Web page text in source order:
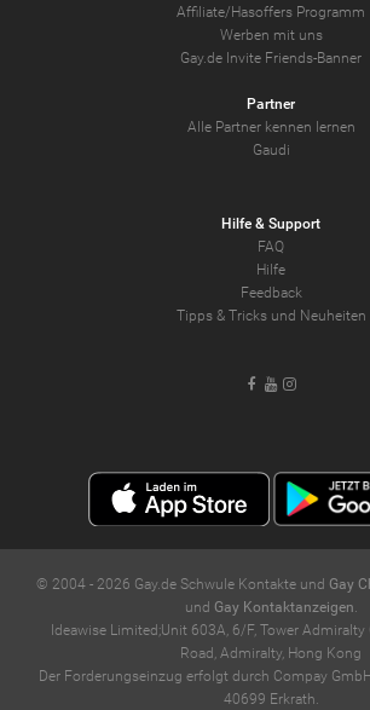
Affiliate/Hasoffers Programm
Werben mit uns
Gay.de Invite Friends-Banner
Partner
Alle Partner kennen lernen
Gaudi
Hilfe & Support
FAQ
Hilfe
Feedback
Tipps & Tricks und Neuheiten
Facebook
YoutubeInstagram
© 2004 - 2026 Gay.de Schwule Kontakte und Gay
und Gay Kontaktanzeigen.
Ideawise Limited;Unit 603A, 6/F, Tower
Road, Admiralty, Hong Kong
Der Forderungseinzug erfolgt durch Compay
40699 Erkrath.